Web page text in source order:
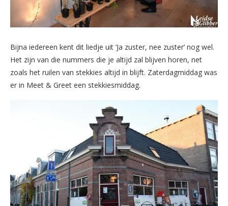
Bijna iedereen kent dit liedje uit ‘Ja zuster, nee zuster’ nog wel.
Het zijn van die nummers die je altijd zal blijven horen, net
zoals het ruilen van stekkies altijd in blijft. Zaterdagmiddag was
er in Meet & Greet een stekkiesmiddag.